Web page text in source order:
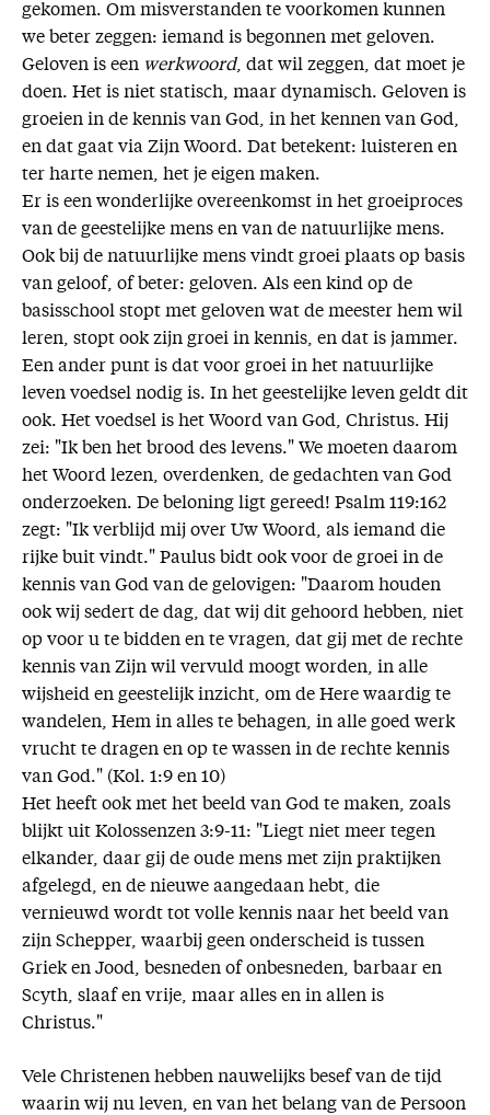
gekomen. Om misverstanden te voorkomen kunnen
we beter zeggen: iemand is begonnen met geloven.
Geloven is een werkwoord, dat wil zeggen, dat moet je
doen. Het is niet statisch, maar dynamisch. Geloven is
groeien in de kennis van God, in het kennen van God,
en dat gaat via Zijn Woord. Dat betekent: luisteren en
ter harte nemen, het je eigen maken.
Er is een wonderlijke overeenkomst in het groeiproces
van de geestelijke mens en van de natuurlijke mens.
Ook bij de natuurlijke mens vindt groei plaats op basis
van geloof, of beter: geloven. Als een kind op de
basisschool stopt met geloven wat de meester hem wil
leren, stopt ook zijn groei in kennis, en dat is jammer.
Een ander punt is dat voor groei in het natuurlijke
leven voedsel nodig is. In het geestelijke leven geldt dit
ook. Het voedsel is het Woord van God, Christus. Hij
zei: "Ik ben het brood des levens." We moeten daarom
het Woord lezen, overdenken, de gedachten van God
onderzoeken. De beloning ligt gereed! Psalm 119:162
zegt: "Ik verblijd mij over Uw Woord, als iemand die
rijke buit vindt." Paulus bidt ook voor de groei in de
kennis van God van de gelovigen: "Daarom houden
ook wij sedert de dag, dat wij dit gehoord hebben, niet
op voor u te bidden en te vragen, dat gij met de rechte
kennis van Zijn wil vervuld moogt worden, in alle
wijsheid en geestelijk inzicht, om de Here waardig te
wandelen, Hem in alles te behagen, in alle goed werk
vrucht te dragen en op te wassen in de rechte kennis
van God." (Kol. 1:9 en 10)
Het heeft ook met het beeld van God te maken, zoals
blijkt uit Kolossenzen 3:9-11: "Liegt niet meer tegen
elkander, daar gij de oude mens met zijn praktijken
afgelegd, en de nieuwe aangedaan hebt, die
vernieuwd wordt tot volle kennis naar het beeld van
zijn Schepper, waarbij geen onderscheid is tussen
Griek en Jood, besneden of onbesneden, barbaar en
Scyth, slaaf en vrije, maar alles en in allen is
Christus."
Vele Christenen hebben nauwelijks besef van de tijd
waarin wij nu leven, en van het belang van de Persoon